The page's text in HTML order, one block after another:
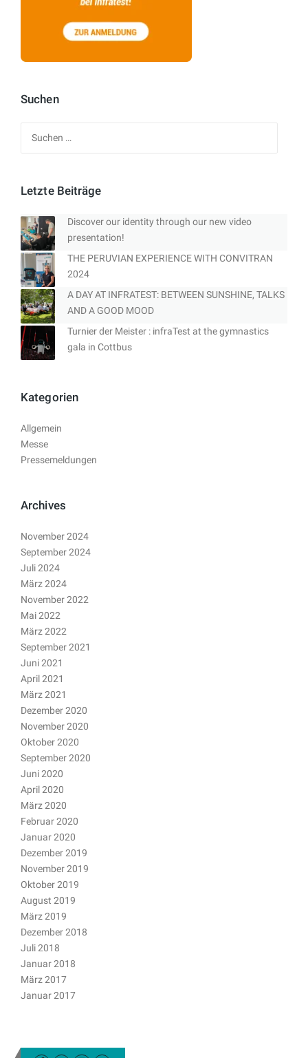
Suchen
Letzte Beiträge
Discover our identity through our new video
presentation!
THE PERUVIAN EXPERIENCE WITH CONVITRAN
2024
A DAY AT INFRATEST: BETWEEN SUNSHINE, TALKS
AND A GOOD MOOD
Turnier der Meister : infraTest at the gymnastics
gala in Cottbus
Kategorien
Allgemein
Messe
Pressemeldungen
Archives
November 2024
September 2024
Juli 2024
März 2024
November 2022
Mai 2022
März 2022
September 2021
Juni 2021
April 2021
März 2021
Dezember 2020
November 2020
Oktober 2020
September 2020
Juni 2020
April 2020
März 2020
Februar 2020
Januar 2020
Dezember 2019
November 2019
Oktober 2019
August 2019
März 2019
Dezember 2018
Juli 2018
Januar 2018
März 2017
Januar 2017